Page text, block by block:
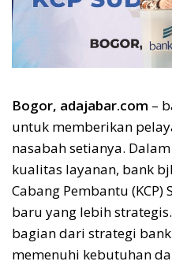
Bogor, adajabar.com –
untuk memberikan
nasabah setianya.
kualitas layanan, bank
Cabang Pembantu
baru yang lebih
bagian dari strategi bank
memenuhi kebutuhan